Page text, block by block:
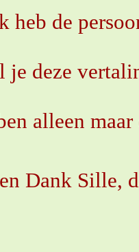
heb de
je deze
alleen
Dank Sille,